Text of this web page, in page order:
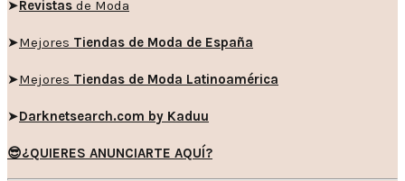
➤Revistas de Moda
➤Mejores Tiendas de Moda de España
➤Mejores Tiendas de Moda Latinoamérica
➤Darknetsearch.com by Kaduu
😎¿QUIERES ANUNCIARTE AQUÍ?